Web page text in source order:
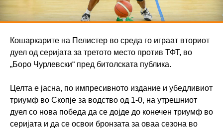
Кошаркарите на Пелистер во среда го играат вториот
дуел од серијата за третото место против ТФТ, во
„Боро Чурлевски“ пред битолската публика.
Целта е јасна, по импресивното издание и убедливиот
триумф во Скопје за водство од 1-0, на утрешниот
дуел со нова победа да се дојде до конечен триумф во
серијата и да се освои бронзата за оваа сезона во